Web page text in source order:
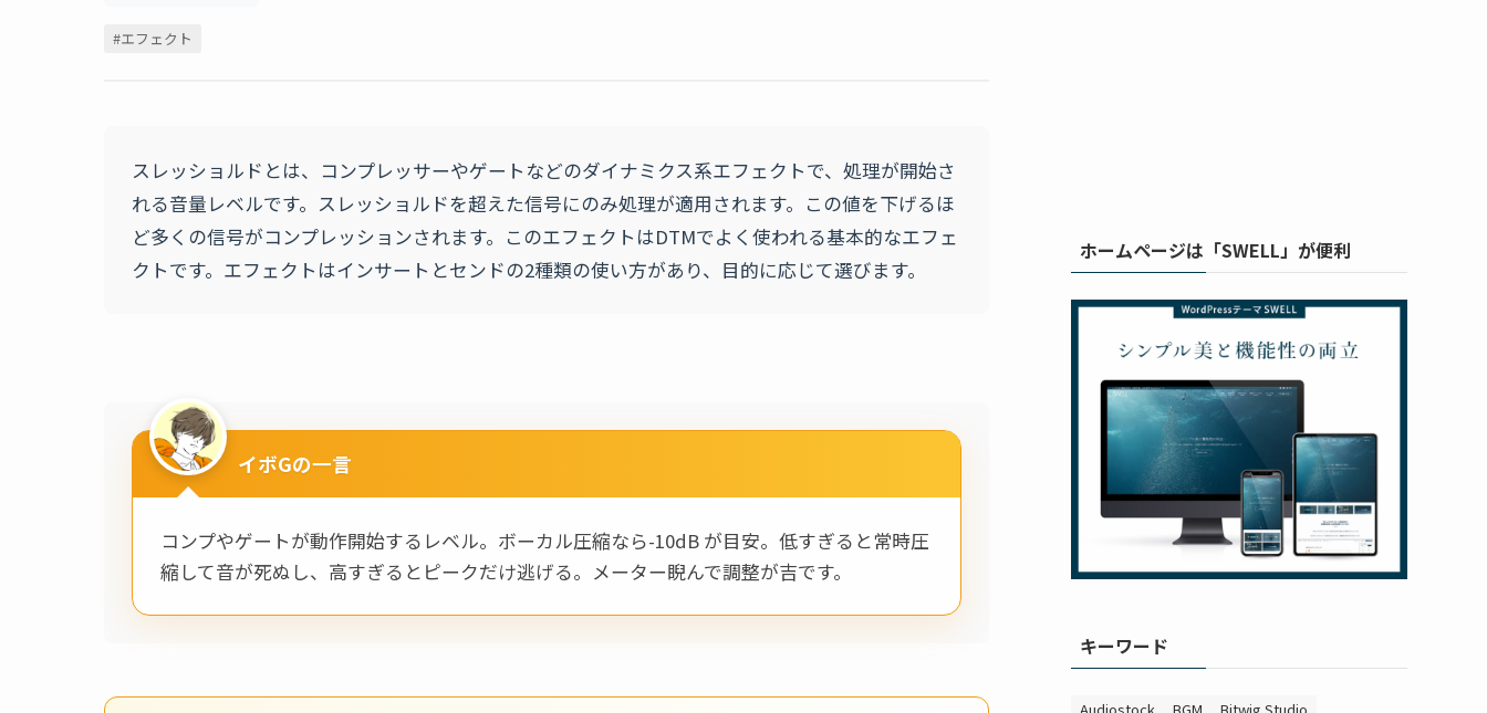
#エフェクト
スレッショルドとは、コンプレッサーやゲートなどのダイナミクス系エフェクトで、処理が開始さ
れる音量レベルです。スレッショルドを超えた信号にのみ処理が適用されます。この値を下げるほ
ど多くの信号がコンプレッションされます。このエフェクトはDTMでよく使われる基本的なエフェ
クトです。エフェクトはインサートとセンドの2種類の使い方があり、目的に応じて選びます。
イボGの一言
コンプやゲートが動作開始するレベル。ボーカル圧縮なら-10dB が目安。低すぎると常時圧
縮して音が死ぬし、高すぎるとピークだけ逃げる。メーター睨んで調整が吉です。
ホームページは「SWELL」が便利
キーワード